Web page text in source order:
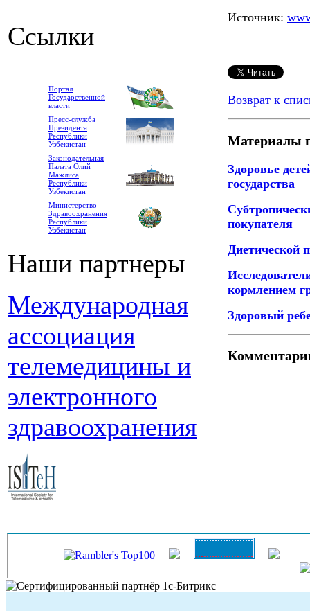
Ссылки
Портал
Государственной
власти
Пресс-служба
Президента
Республики
Узбекистан
Законодательная
Палата Олий
Мажлиса
Республики
Узбекистан
Министерство
Здравоохранения
Республики
Узбекистан
Наши партнеры
Международная
ассоциация
телемедицины и
электронного
здравоохранения
Источник:
Возврат к
Материалы
Здоровье
государства
покупателя
Диетической
кормлением
Здоровый